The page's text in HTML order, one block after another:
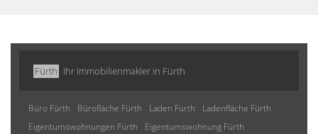
Fürth Ihr Immobilienmakler in Fürth
Büro Fürth Bürofläche Fürth Laden Fürth
Ladenfläche Fürth
Eigentumswohnungen Fürth
Eigentumswohnung Fürth